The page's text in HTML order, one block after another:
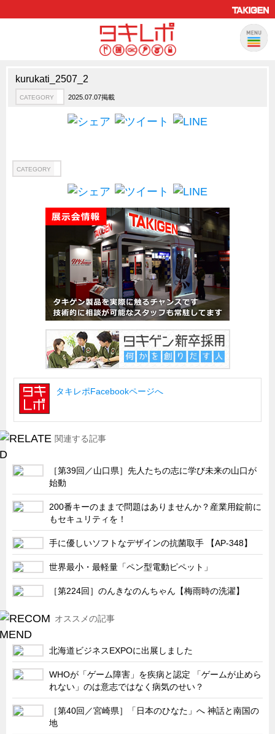
CATEGORY
新製品ロケットニュース
ピックアップ製品
How to 動画
ハイセキュリティ錠前TAKシリーズ
staffシリーズ
CFRP（炭素繊維強化プラスチック）
CATEGORY ソリューション
試作・特注品の事例集
SDGs配慮・脱炭素
省力化製品
医療・福祉・介護関連
ロボット・自動化装置関連
二次電池関連
再生可能エネルギー
農業関連
半導体製造装置関連
共同溝・無電柱化関連
サーバーラック・エンクロジャー
特装車・バス・トラック関連
フリーザー・フードマシナリー関連
自動販売機・自動改札機関連
鉄道車両・駅舎関連
CATEGORY 連載
営業、丸ごとフカボリ
新製品開発最前線
Before After
kurukati_2507_2
CATEGORY 2025.07.07掲載
CATEGORY
タキレポFacebookページへ
関連する記事
［第39回／山口県］先人たちの志に学び未来の山口が
始動
200番キーのままで問題はありませんか？産業用錠前に
もセキュリティを！
手に優しいソフトなデザインの抗菌取手 【AP-348】
世界最小・最軽量「ペン型電動ピペット」
［第224回］のんきなのんちゃん【梅雨時の洗濯】
オススメの記事
北海道ビジネスEXPOに出展しました
WHOが「ゲーム障害」を疾病と認定 「ゲームが止めら
れない」のは意志ではなく病気のせい？
［第40回／宮崎県］「日本のひなた」へ 神話と南国の
地